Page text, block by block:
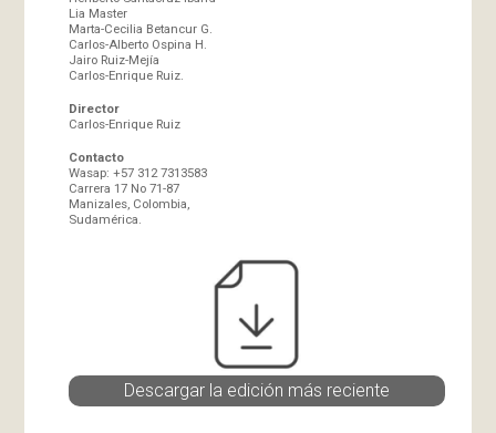
Lia Master
Marta-Cecilia Betancur G.
Carlos-Alberto Ospina H.
Jairo Ruiz-Mejía
Carlos-Enrique Ruiz.
Director
Carlos-Enrique Ruiz
Contacto
Wasap: +57 312 7313583
Carrera 17 No 71-87
Manizales, Colombia,
Sudamérica.
Descargar la edición más reciente